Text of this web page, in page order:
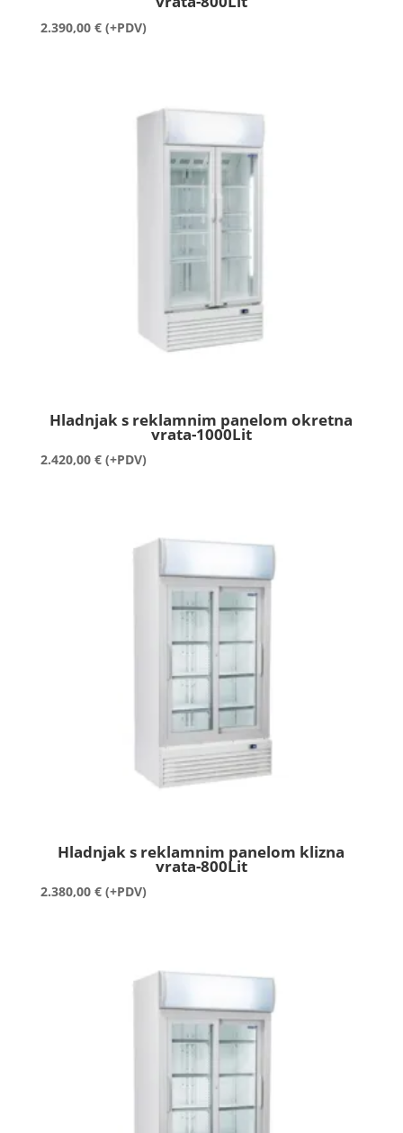
2.390,00 € (+PDV)
Hladnjak s reklamnim panelom okretna
vrata-1000Lit
2.420,00 € (+PDV)
Hladnjak s reklamnim panelom klizna
vrata-800Lit
2.380,00 € (+PDV)